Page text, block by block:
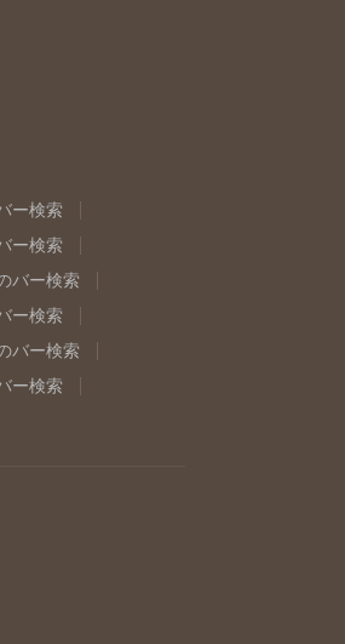
ー検索
ー検索
バー検索
ー検索
バー検索
ー検索